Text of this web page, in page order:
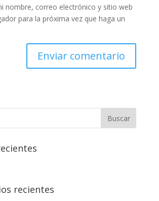
nombre, correo electrónico y sitio web
para la próxima vez que haga un
recientes